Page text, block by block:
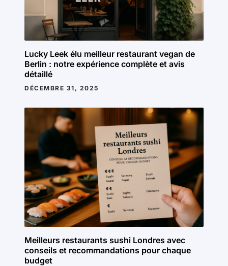
Lucky Leek élu meilleur restaurant vegan de
Berlin : notre expérience complète et avis
détaillé
DÉCEMBRE 31, 2025
Meilleurs restaurants sushi Londres avec
conseils et recommandations pour chaque
budget